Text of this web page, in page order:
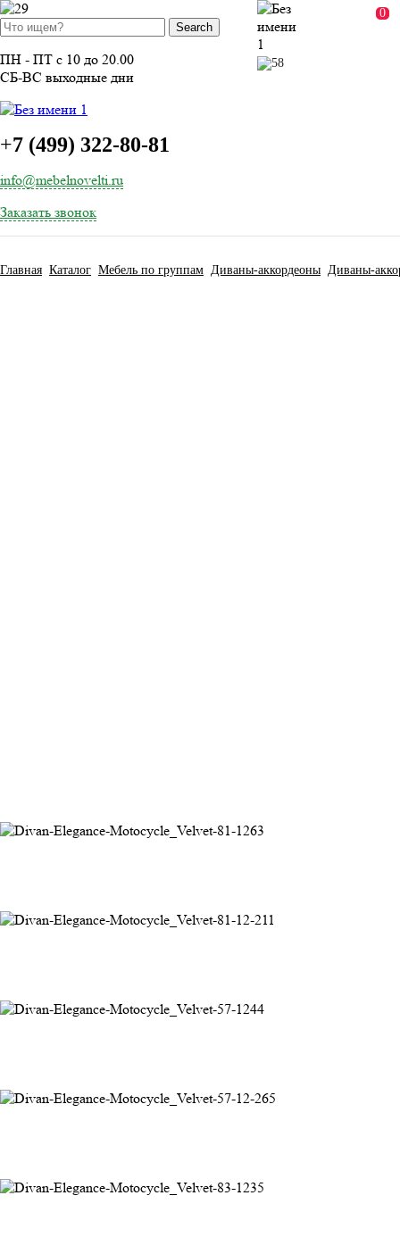
0
ПН - ПТ с 10 до 20.00
СБ-ВС выходные дни
+7 (499) 322-80-81
info@mebelnovelti.ru
Заказать звонок
Главная Каталог Мебель по группам Диваны-аккордеоны Диваны-